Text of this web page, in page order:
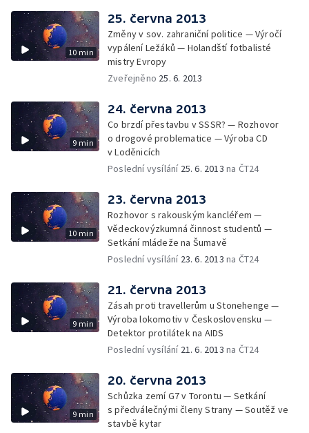
10 min
25. června 2013
Změny v sov. zahraniční politice — Výročí
vypálení Ležáků — Holandští fotbalisté
mistry Evropy
Zveřejněno 25. 6. 2013
9 min
24. června 2013
Co brzdí přestavbu v SSSR? — Rozhovor
o drogové problematice — Výroba CD
v Loděnicích
Poslední vysílání 25. 6. 2013 na ČT24
10 min
23. června 2013
Rozhovor s rakouským kancléřem —
Vědeckovýzkumná činnost studentů —
Setkání mládeže na Šumavě
Poslední vysílání 23. 6. 2013 na ČT24
9 min
21. června 2013
Zásah proti travellerům u Stonehenge —
Výroba lokomotiv v Československu —
Detektor protilátek na AIDS
Poslední vysílání 21. 6. 2013 na ČT24
9 min
20. června 2013
Schůzka zemí G7 v Torontu — Setkání
s předválečnými členy Strany — Soutěž ve
stavbě kytar